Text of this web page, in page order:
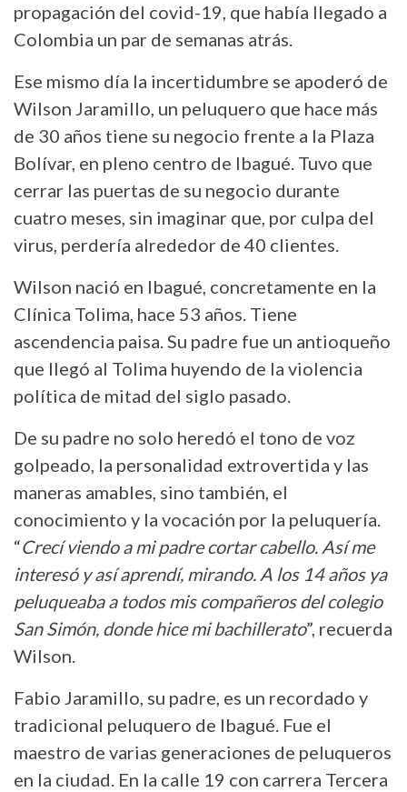
propagación del covid-19, que había llegado a
Colombia un par de semanas atrás.
Ese mismo día la incertidumbre se apoderó de
Wilson Jaramillo, un peluquero que hace más
de 30 años tiene su negocio frente a la Plaza
Bolívar, en pleno centro de Ibagué. Tuvo que
cerrar las puertas de su negocio durante
cuatro meses, sin imaginar que, por culpa del
virus, perdería alrededor de 40 clientes.
Wilson nació en Ibagué, concretamente en la
Clínica Tolima, hace 53 años. Tiene
ascendencia paisa. Su padre fue un antioqueño
que llegó al Tolima huyendo de la violencia
política de mitad del siglo pasado.
De su padre no solo heredó el tono de voz
golpeado, la personalidad extrovertida y las
maneras amables, sino también, el
conocimiento y la vocación por la peluquería.
“Crecí viendo a mi padre cortar cabello. Así me
interesó y así aprendí, mirando. A los 14 años ya
peluqueaba a todos mis compañeros del colegio
San Simón, donde hice mi bachillerato”, recuerda
Wilson.
Fabio Jaramillo, su padre, es un recordado y
tradicional peluquero de Ibagué. Fue el
maestro de varias generaciones de peluqueros
en la ciudad. En la calle 19 con carrera Tercera